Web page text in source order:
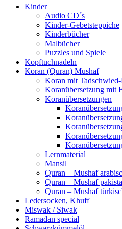
Kinder
Audio CD´s
Kinder-Gebetsteppiche
Kinderbücher
Malbücher
Puzzles und Spiele
Kopftuchnadeln
Koran (Quran) Mushaf
Koran mit Tadschwied-
Koranübersetzung mit
Koranübersetzungen
Lernmaterial
Mansil
Quran – Mushaf
Quran – Mushaf
Quran – Mushaf
Ledersocken, Khuff
Miswak / Siwak
Ramadan special